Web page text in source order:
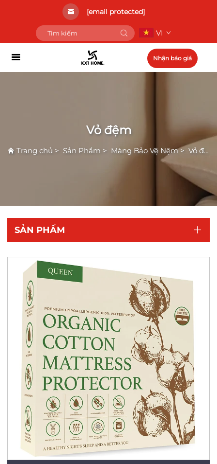
[email protected]
VI
Nhận báo giá
Vỏ đệm
Trang chủ > Sản Phẩm > Màng Bảo Vệ Nệm> Vỏ đệm
SẢN PHẨM